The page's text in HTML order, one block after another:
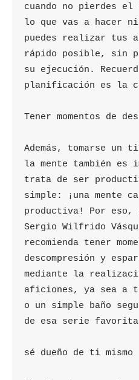
cuando no pierdes el
lo que vas a hacer
puedes realizar tus
rápido posible, sin
su ejecución.
planificación es la
Tener momentos de
Además, tomarse un
la mente también es
trata de ser
simple: ¡una mente
productiva! Por eso,
Sergio Wilfrido
recomienda tener
descompresión y
mediante la
aficiones, ya sea a
o un simple baño
de esa serie
sé dueño de ti mismo